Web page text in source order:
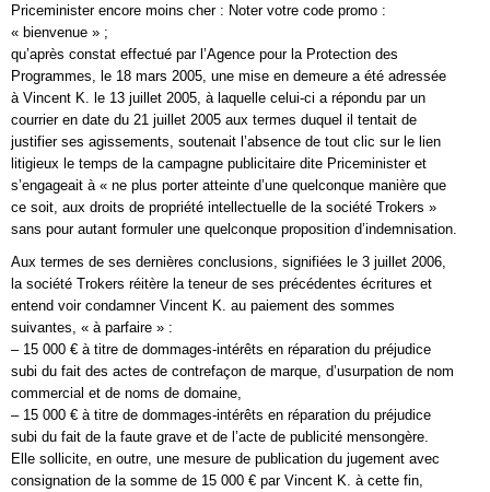
Priceminister encore moins cher : Noter votre code promo :
« bienvenue » ;
qu’après constat effectué par l’Agence pour la Protection des
Programmes, le 18 mars 2005, une mise en demeure a été adressée
à Vincent K. le 13 juillet 2005, à laquelle celui-ci a répondu par un
courrier en date du 21 juillet 2005 aux termes duquel il tentait de
justifier ses agissements, soutenait l’absence de tout clic sur le lien
litigieux le temps de la campagne publicitaire dite Priceminister et
s’engageait à « ne plus porter atteinte d’une quelconque manière que
ce soit, aux droits de propriété intellectuelle de la société Trokers »
sans pour autant formuler une quelconque proposition d’indemnisation.
Aux termes de ses dernières conclusions, signifiées le 3 juillet 2006,
la société Trokers réitère la teneur de ses précédentes écritures et
entend voir condamner Vincent K. au paiement des sommes
suivantes, « à parfaire » :
– 15 000 € à titre de dommages-intérêts en réparation du préjudice
subi du fait des actes de contrefaçon de marque, d’usurpation de nom
commercial et de noms de domaine,
– 15 000 € à titre de dommages-intérêts en réparation du préjudice
subi du fait de la faute grave et de l’acte de publicité mensongère.
Elle sollicite, en outre, une mesure de publication du jugement avec
consignation de la somme de 15 000 € par Vincent K. à cette fin,